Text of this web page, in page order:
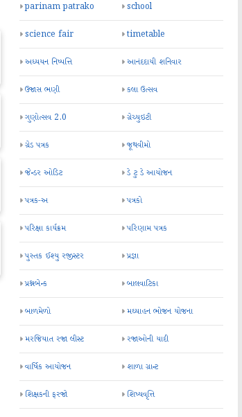
parinam patrako school
science fair timetable
અધ્યયન નિષ્પત્તિ આનંદદાયી શનિવાર
ઉજાસ ભણી કલા ઉત્સવ
ગુણોત્સવ 2.0 ગ્રેચ્યુઇટી
ગ્રેડ પત્રક જૂથવીમો
જેન્ડર ઓડિટ ડે ટુ ડે આયોજન
પત્રક-અ પત્રકો
પરિક્ષા કાર્યક્રમ પરિણામ પત્રક
પુસ્તક ઈશ્યુ રજીસ્ટર પ્રજ્ઞા
પ્રશ્નબેન્ક બાલવાટિકા
બાળમેળો મઘ્યાહન ભોજન યોજના
મરજિયાત રજા લીસ્ટ રજાઓની યાદી
વાર્ષિક આયોજન શાળા ગ્રાન્ટ
શિક્ષકની ફરજો શિષ્યવૃત્તિ